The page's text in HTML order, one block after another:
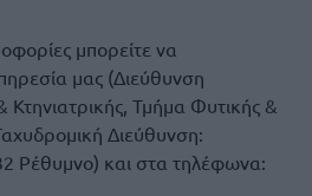
μπορείτε να
μας (Διεύθυνση
Κτηνιατρικής, Τμήμα Φυτικής &
Διεύθυνση:
Ρέθυμνο) και στα τηλέφωνα: